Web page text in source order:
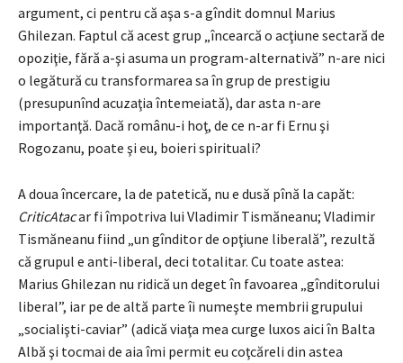
argument, ci pentru că aşa s-a gîndit domnul Marius
Ghilezan. Faptul că acest grup „încearcă o acţiune sectară de
opoziţie, fără a-şi asuma un program-alternativă” n-are nici
o legătură cu transformarea sa în grup de prestigiu
(presupunînd acuzaţia întemeiată), dar asta n-are
importanţă. Dacă românu-i hoţ, de ce n-ar fi Ernu şi
Rogozanu, poate şi eu, boieri spirituali?
A doua încercare, la de patetică, nu e dusă pînă la capăt:
CriticAtacar fi împotriva lui Vladimir Tismăneanu; Vladimir
Tismăneanu fiind „un gînditor de opţiune liberală”, rezultă
că grupul e anti-liberal, deci totalitar. Cu toate astea:
Marius Ghilezan nu ridică un deget în favoarea „gînditorului
liberal”, iar pe de altă parte îi numeşte membrii grupului
„socialişti-caviar” (adică viaţa mea curge luxos aici în Balta
Albă şi tocmai de aia îmi permit eu coţcăreli din astea